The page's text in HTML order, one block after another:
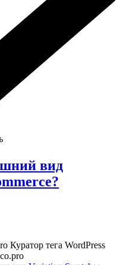
вид
Куратор тега WordPress